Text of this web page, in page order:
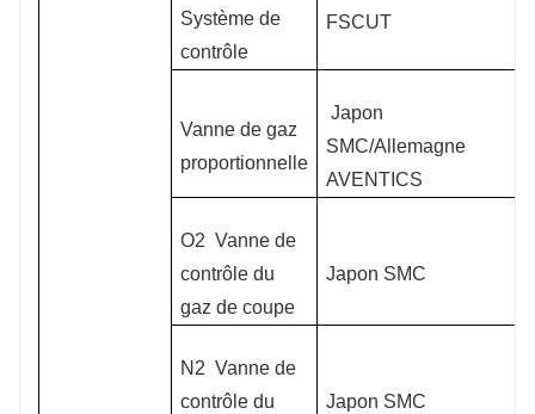
Système de
contrôle
FSCUT
Vanne de gaz
proportionnelle
Japon
SMC/Allemagne
AVENTICS
O2 Vanne de
contrôle du
gaz de coupe
Japon SMC
N2 Vanne de
contrôle du
Japon SMC